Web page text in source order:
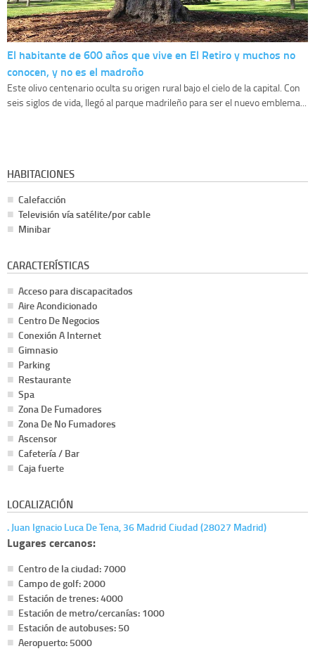
El habitante de 600 años que vive en El Retiro y muchos no
conocen, y no es el madroño
Este olivo centenario oculta su origen rural bajo el cielo de la capital. Con
seis siglos de vida, llegó al parque madrileño para ser el nuevo emblema...
HABITACIONES
Calefacción
Televisión vía satélite/por cable
Minibar
CARACTERÍSTICAS
Acceso para discapacitados
Aire Acondicionado
Centro De Negocios
Conexión A Internet
Gimnasio
Parking
Restaurante
Spa
Zona De Fumadores
Zona De No Fumadores
Ascensor
Cafetería / Bar
Caja fuerte
LOCALIZACIÓN
. Juan Ignacio Luca De Tena, 36 Madrid Ciudad (28027 Madrid)
Lugares cercanos:
Centro de la ciudad: 7000
Campo de golf: 2000
Estación de trenes: 4000
Estación de metro/cercanías: 1000
Estación de autobuses: 50
Aeropuerto: 5000